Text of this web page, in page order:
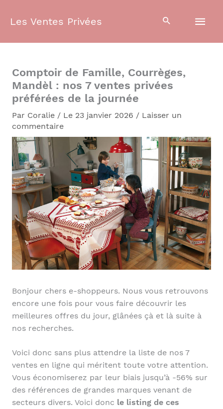
Les Ventes Privées
Comptoir de Famille, Courrèges,
Mandèl : nos 7 ventes privées
préférées de la journée
Par Coralie / Le 23 janvier 2026 / Laisser un
commentaire
Bonjour chers e-shoppeurs. Nous vous retrouvons
encore une fois pour vous faire découvrir les
meilleures offres du jour, glânées çà et là suite à
nos recherches.
Voici donc sans plus attendre la liste de nos 7
ventes en ligne qui méritent toute votre attention.
Vous économiserez par leur biais jusqu’à -56% sur
des références de grandes marques venant de
secteurs divers. Voici donc le listing de ces